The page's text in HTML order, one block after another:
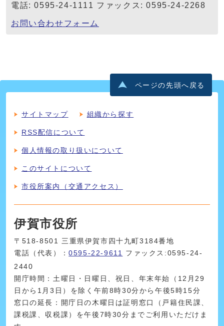
電話: 0595-24-1111 ファックス: 0595-24-2268
お問い合わせフォーム
ページの先頭へ戻る
サイトマップ 組織から探す
RSS配信について
個人情報の取り扱いについて
このサイトについて
市役所案内（交通アクセス）
伊賀市役所
〒518-8501 三重県伊賀市四十九町3184番地
電話（代表）：0595-22-9611
ファックス:0595-24-
2440
開庁時間：土曜日・日曜日、祝日、年末年始（12月29
日から1月3日）を除く午前8時30分から午後5時15分
窓口の延長：開庁日の木曜日は証明窓口（戸籍住民課、
課税課、収税課）を午後7時30分までご利用いただけま